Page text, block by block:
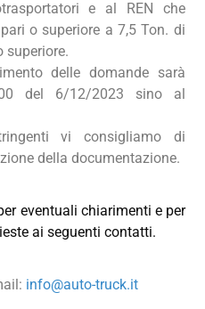
e al REN che
o superiore a 7,5 Ton. di
superiore.
delle domande sarà
del 6/12/2023 sino al
vi consigliamo di
della documentazione.
eventuali chiarimenti e per
ai seguenti contatti.
info@auto-truck.it